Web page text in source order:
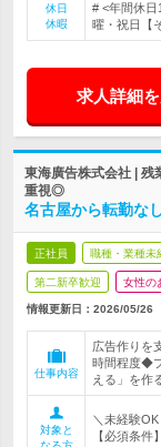
休日
休暇
# <年間休
曜・祝日【
求人詳細
東海廣告株式会社 |
重視◎
名古屋から転勤な
正社員 職種・業種未
第二新卒歓迎 女性の
情報更新日：2026/05/26
仕事内容
広告作りを
時間程度◆
える」を作
対象と
＼未経験
【必須条